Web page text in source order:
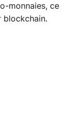
monnaies, ce
blockchain.